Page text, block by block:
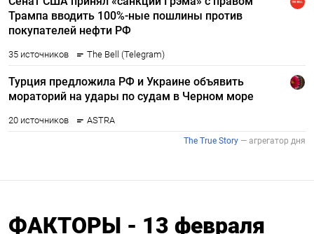
ФАКТОРЫ - 13 февраля